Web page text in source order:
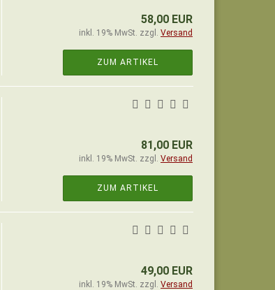
58,00 EUR
inkl. 19% MwSt. zzgl. Versand
ZUM ARTIKEL
81,00 EUR
inkl. 19% MwSt. zzgl. Versand
ZUM ARTIKEL
49,00 EUR
inkl. 19% MwSt. zzgl. Versand